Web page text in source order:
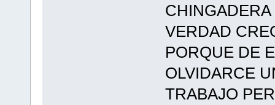
VERDAD
PORQUE DE
OLVIDARCE
TRABAJO